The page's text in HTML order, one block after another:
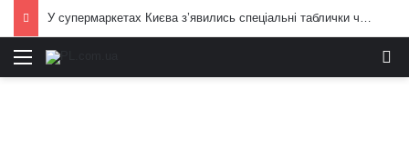
У супермаркетах Києва з’явились спеціальні таблички через обстріли РФ: подробиці і кадри
Меню